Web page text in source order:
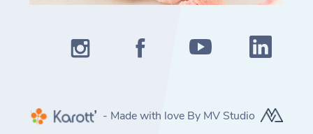
- Made with love By MV Studio